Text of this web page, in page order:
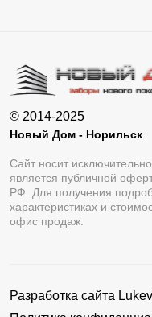
© 2014-2025
Новый Дом - Норильск
Сайт носит
является публичной
РФ. Для получения
характеристиках и
офис продаж.
Разработка сайта